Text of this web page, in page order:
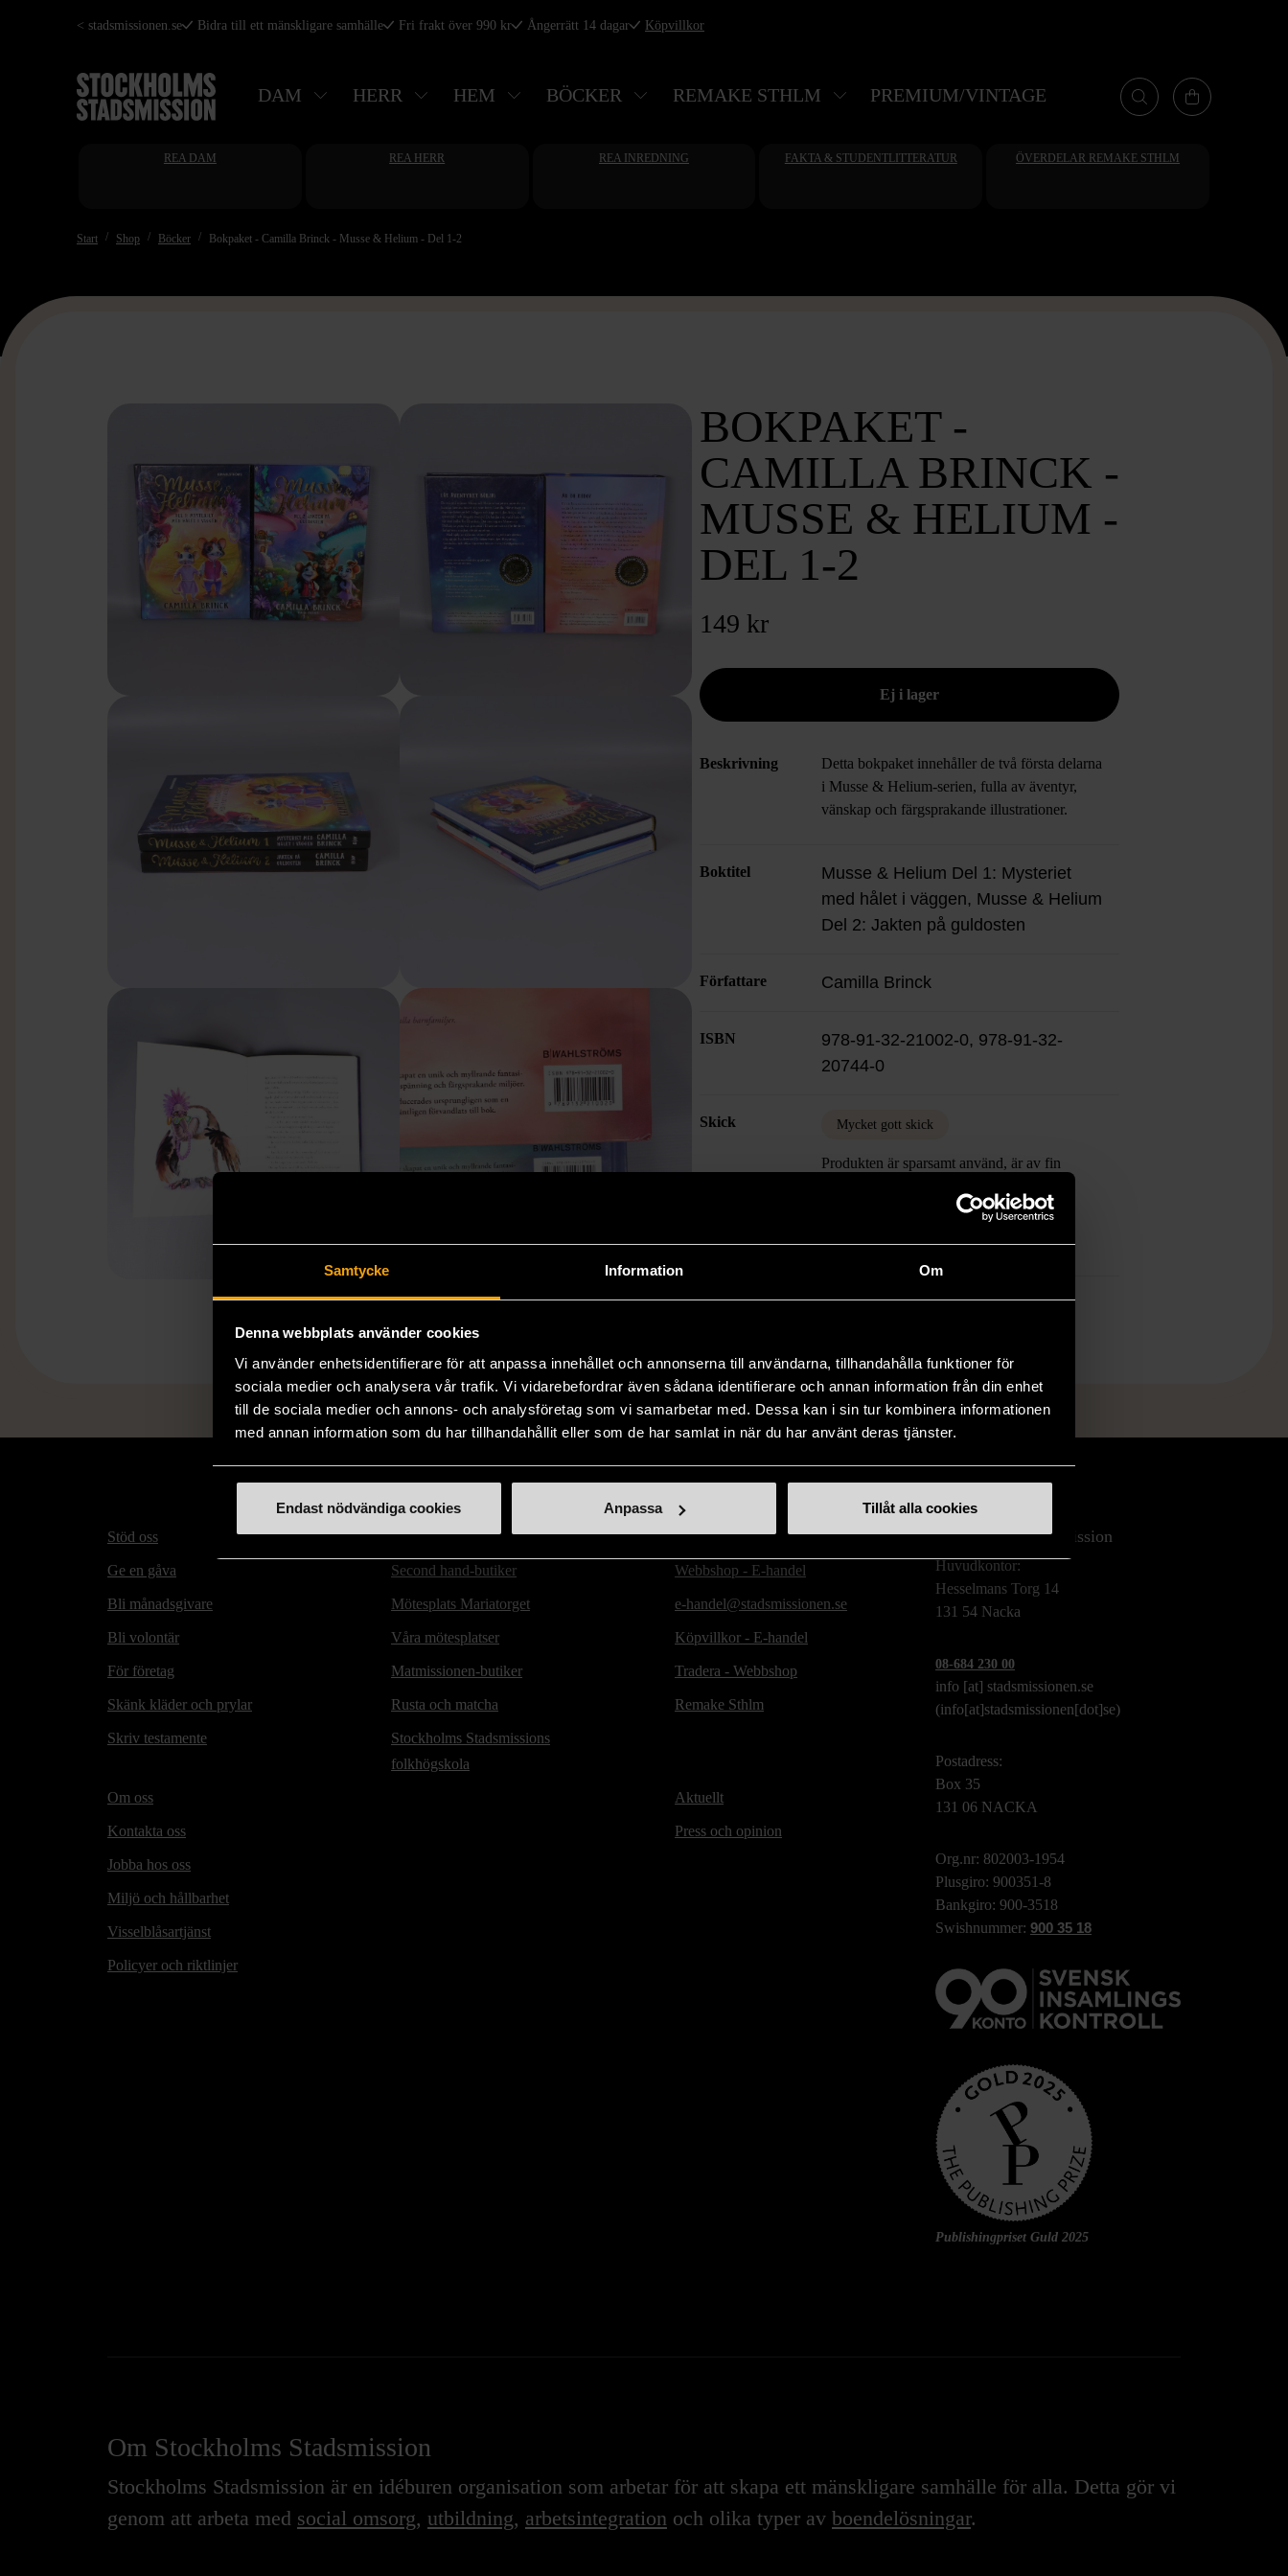
Samtycke Information Om
Denna webbplats använder cookies
Vi använder enhetsidentifierare för att anpassa innehållet och annonserna till användarna, tillhandahålla funktioner för
sociala medier och analysera vår trafik. Vi vidarebefordrar även sådana identifierare och annan information från din enhet
till de sociala medier och annons- och analysföretag som vi samarbetar med. Dessa kan i sin tur kombinera informationen
med annan information som du har tillhandahållit eller som de har samlat in när du har använt deras tjänster.
Endast nödvändiga cookies Anpassa Tillåt alla cookies
Hoppa
huvudinnehåll
< stadsmissionen.se Bidra till ett mänskligare samhälle Fri frakt över 990 kr Ångerrätt 14 dagar Köpvillkor
DAM HERR HEM BÖCKER REMAKE STHLM PREMIUM/VINTAGE
REA DAM REA HERR REA INREDNING FAKTA & STUDENTLITTERATUR ÖVERDELAR REMAKE STHLM
Start Shop Böcker Bokpaket - Camilla Brinck - Musse & Helium - Del 1-2
BOKPAKET -
CAMILLA BRINCK -
MUSSE & HELIUM -
DEL 1-2
149 kr
Beskrivning
Detta bokpaket innehåller de två första delarna
i Musse & Helium-serien, fulla av äventyr,
vänskap och färgsprakande illustrationer.
Boktitel
Musse & Helium Del 1: Mysteriet
med hålet i väggen, Musse & Helium
Del 2: Jakten på guldosten
Författare Camilla Brinck
ISBN
978-91-32-21002-0, 978-91-32-
20744-0
Skick Mycket gott skick
Produkten är sparsamt använd, är av fin
Läs mer om hur vi bedömer
Stöd oss
Ge en gåva
Bli månadsgivare
Bli volontär
För företag
Skänk kläder och prylar
Skriv testamente
Hitta till oss
Second hand-butiker
Mötesplats Mariatorget
Våra mötesplatser
Matmissionen-butiker
Rusta och matcha
Stockholms Stadsmissions
folkhögskola
Handla second hand online
Webbshop - E-handel
e-handel@stadsmissionen.se
Köpvillkor - E-handel
Tradera - Webbshop
Remake Sthlm
Om oss
Kontakta oss
Jobba hos oss
Miljö och hållbarhet
Visselblåsartjänst
Policyer och riktlinjer
Aktuellt
Press och opinion
Stockholms Stadsmission
Huvudkontor:
Hesselmans Torg 14
131 54 Nacka
08-684 230 00
info [at] stadsmissionen.se
(info[at]stadsmissionen[dot]se)
Postadress:
Box 35
131 06 NACKA
Org.nr: 802003-1954
Plusgiro: 900351-8
Bankgiro: 900-3518
Swishnummer: 900 35 18
Publishingpriset Guld 2025
Om Stockholms Stadsmission
Stockholms Stadsmission är en idéburen organisation som arbetar för att skapa ett mänskligare samhälle för alla. Detta gör vi
genom att arbeta med social omsorg, utbildning, arbetsintegration och olika typer av boendelösningar.